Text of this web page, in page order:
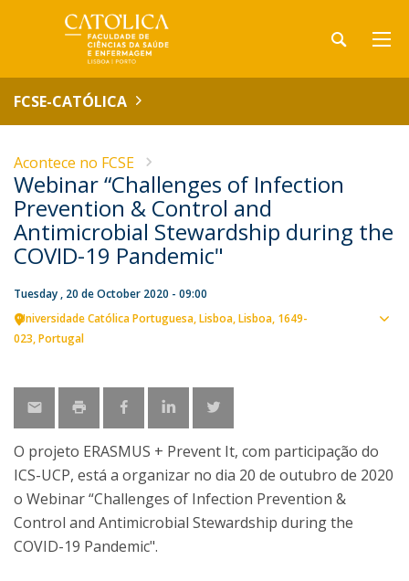
FCSE-CATÓLICA
Acontece no FCSE
Webinar “Challenges of Infection
Prevention & Control and
Antimicrobial Stewardship during the
COVID-19 Pandemic"
Tuesday , 20 de October 2020 - 09:00
Universidade Católica Portuguesa Lisboa Lisboa 1649-
023 Portugal
O projeto ERASMUS + Prevent It, com participação do
ICS-UCP, está a organizar no dia 20 de outubro de 2020
o Webinar “Challenges of Infection Prevention &
Control and Antimicrobial Stewardship during the
COVID-19 Pandemic".